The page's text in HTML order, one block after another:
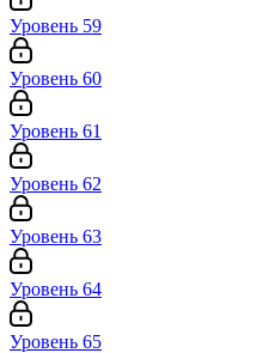
Уровень 59
Уровень 60
Уровень 61
Уровень 62
Уровень 63
Уровень 64
Уровень 65